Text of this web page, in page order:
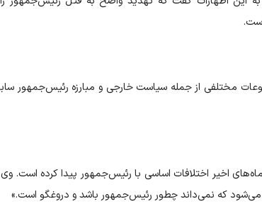
مختلفی از جمله سیاست خارجی و مبارزه رئیس‌جمهور
اخیر اختلافات اساسی با رئیس‌جمهور پیدا کرده است.
که نمی‌داند چطور رئیس‌جمهور باشد و دروغگو است.»